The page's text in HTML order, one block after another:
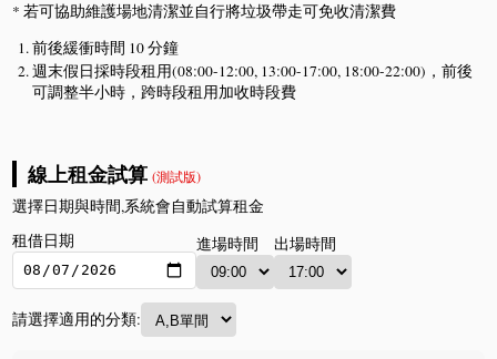
* 若可協助維護場地清潔並自行將垃圾帶走可免收清潔費
前後緩衝時間 10 分鐘
週末假日採時段租用(08:00-12:00, 13:00-17:00, 18:00-22:00)，前後
可調整半小時，跨時段租用加收時段費
線上租金試算(測試版)
選擇日期與時間,系統會自動試算租金
租借日期
進場時間 出場時間
請選擇適用的分類: